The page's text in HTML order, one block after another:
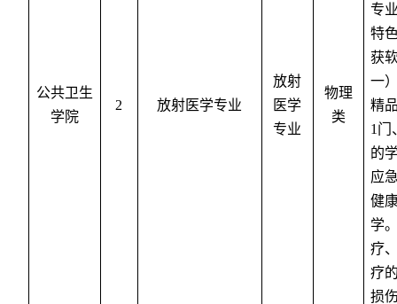
公共卫生
学院
2 放射医学专业
放射
医学
专业
物理
类
专
特
获
一
精
1 门
的
应
健
学
疗
疗
损